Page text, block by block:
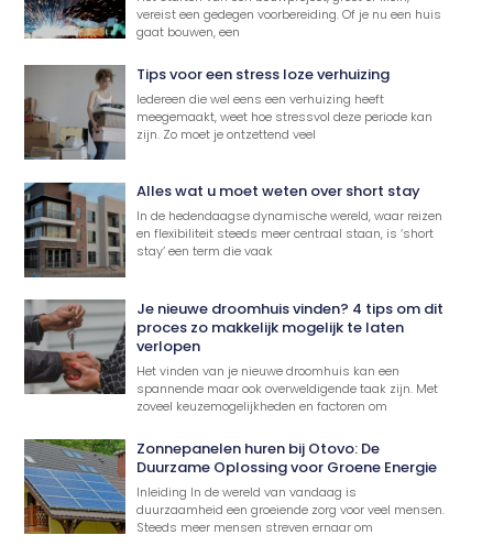
vereist een gedegen voorbereiding. Of je nu een huis
gaat bouwen, een
Tips voor een stress loze verhuizing
Iedereen die wel eens een verhuizing heeft
meegemaakt, weet hoe stressvol deze periode kan
zijn. Zo moet je ontzettend veel
Alles wat u moet weten over short stay
In de hedendaagse dynamische wereld, waar reizen
en flexibiliteit steeds meer centraal staan, is ‘short
stay’ een term die vaak
Je nieuwe droomhuis vinden? 4 tips om dit
proces zo makkelijk mogelijk te laten
verlopen
Het vinden van je nieuwe droomhuis kan een
spannende maar ook overweldigende taak zijn. Met
zoveel keuzemogelijkheden en factoren om
Zonnepanelen huren bij Otovo: De
Duurzame Oplossing voor Groene Energie
Inleiding In de wereld van vandaag is
duurzaamheid een groeiende zorg voor veel mensen.
Steeds meer mensen streven ernaar om